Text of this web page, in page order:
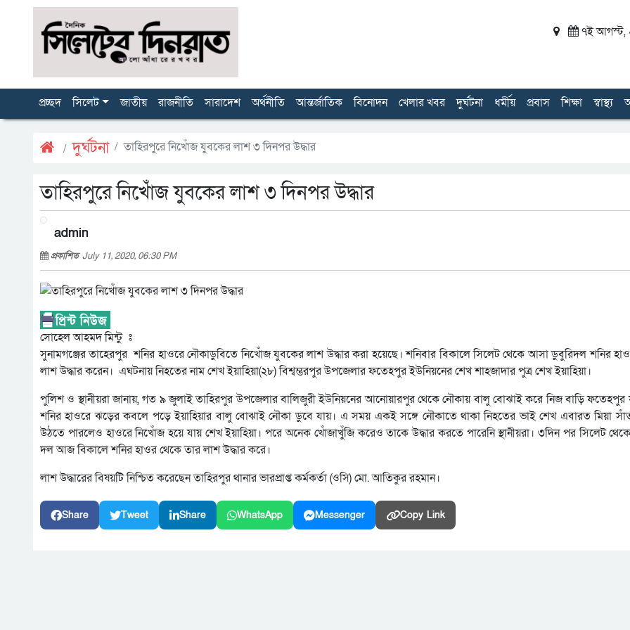
৭ই আগস্ট,
প্রচ্ছদ সিলেট জাতীয় রাজনীতি সারাদেশ অর্থনীতি আন্তর্জাতিক বিনোদন খেলার খবর দুর্ঘটনা ধর্মীয় প্রবাস শিক্ষা স্বাস্থ্য
দুর্ঘটনা তাহিরপুরে নিখোঁজ যুবকের লাশ ৩ দিনপর উদ্ধার
তাহিরপুরে নিখোঁজ যুবকের লাশ ৩ দিনপর উদ্ধার
admin
প্রকাশিতJuly 11, 2020, 06:30 PM
সোহেল আহমদ মিন্টু ঃ
সুনামগঞ্জের তাহেরপুর শনির হাওরে নৌকাডুবিতে নিখোঁজ যুবকের লাশ উদ্ধার করা হয়েছে। শনিবার বিকালে সিলেট থেকে আসা ডুবুরিদল শনির
লাশ উদ্ধার করেন। এঘটনায় নিহতের নাম শেখ ইয়াহিয়া(২৮) বিশ্বম্ভরপুর উপজেলার ফতেহপুর ইউনিয়নের শেখ শাহজাদার পুত্র শেখ ইয়াহিয়া।
পুলিশ ও স্থানীয়রা জানায়, গত ৯ জুলাই তাহিরপুর উপজেলার বালিজুরী ইউনিয়নের আনোয়ারপুর থেকে নৌকায় বালু বোঝাই করে নিজ বাড়ি ফতেহপুর
শনির হাওরে ঝড়ের কবলে পড়ে ইয়াহিয়ার বালু বোঝাই নৌকা ডুবে যায়। এ সময় একই সঙ্গে নৌকাতে থাকা নিহতের ভাই শেখ এবারত মিয়া
উঠতে পারলেও হাওরে নিখোঁজ হয়ে যায় শেখ ইয়াহিয়া। পরে অনেক খোঁজাখুঁজি করেও তাকে উদ্ধার করতে পারেনি স্থানীয়রা। ৩দিন পর সিলেট
দল আজ বিকালে শনির হাওর থেকে তার লাশ উদ্ধার করে।
লাশ উদ্ধারের বিষয়টি নিশ্চিত করেছেন তাহিরপুর থানার ভারপ্রাপ্ত কর্মকর্তা (ওসি) মো. আতিকুর রহমান।
Share Tweet Share WhatsApp Messenger Copy Link